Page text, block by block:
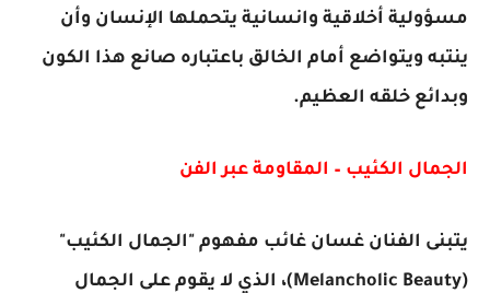
مسؤولية أخلاقية وانسانية يتحملها الإنسان وأن
ينتبه ويتواضع أمام الخالق باعتباره صانع هذا الكون
وبدائع خلقه العظيم.
الجمال الكئيب – المقاومة عبر الفن
يتبنى الفنان غسان غائب مفهوم "الجمال الكئيب"
(Melancholic Beauty)، الذي لا يقوم على الجمال